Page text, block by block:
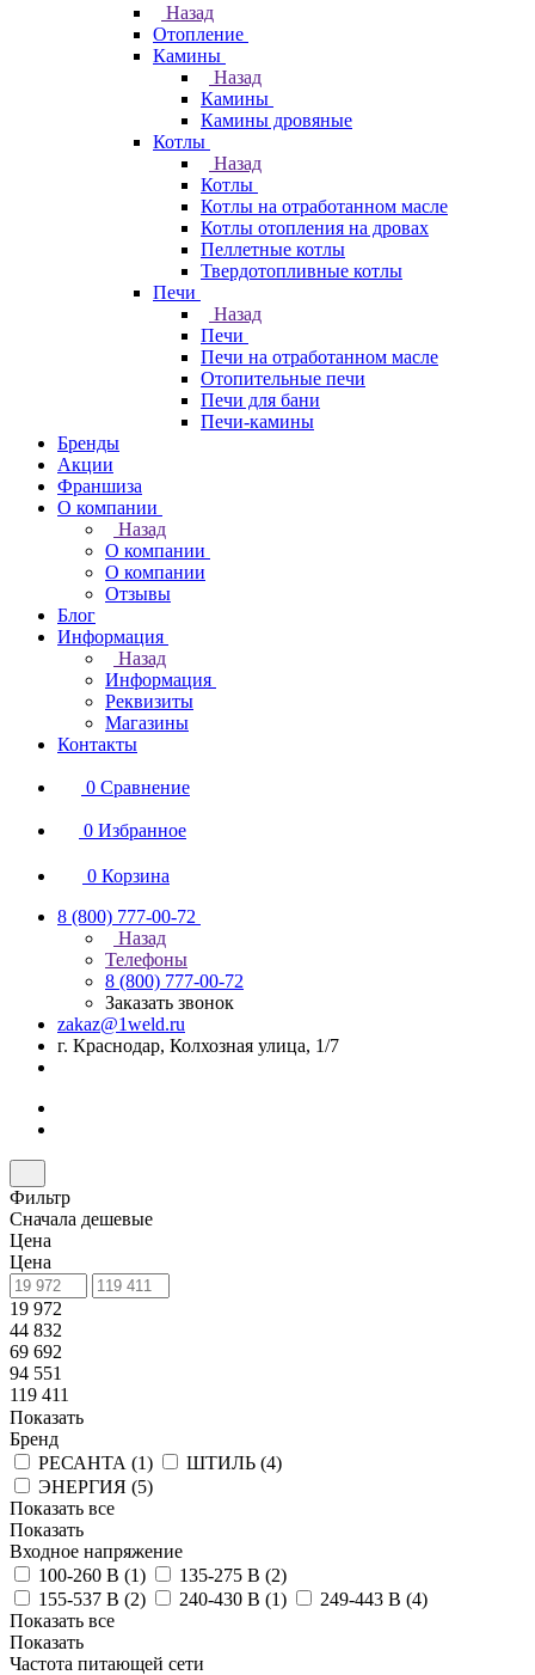
Назад
Отопление
Камины
Назад
Камины
Камины дровяные
Котлы
Назад
Котлы
Котлы на отработанном масле
Котлы отопления на дровах
Пеллетные котлы
Твердотопливные котлы
Печи
Назад
Печи
Печи на отработанном масле
Отопительные печи
Печи для бани
Печи-камины
Бренды
Акции
Франшиза
О компании
Назад
О компании
О компании
Отзывы
Блог
Информация
Назад
Информация
Реквизиты
Магазины
Контакты
0 Сравнение
0 Избранное
0 Корзина
8 (800) 777-00-72
Назад
Телефоны
8 (800) 777-00-72
Заказать звонок
zakaz@1weld.ru
г. Краснодар, Колхозная улица, 1/7
Фильтр
Сначала дешевые
Цена
Цена
19 972
44 832
69 692
94 551
119 411
Показать
Бренд
РЕСАНТА (1) ШТИЛЬ (4)
ЭНЕРГИЯ (5)
Показать все
Показать
Входное напряжение
100-260 В (1) 135-275 В (2)
155-537 В (2) 240-430 В (1) 249-443 В (4)
Показать все
Показать
Частота питающей сети